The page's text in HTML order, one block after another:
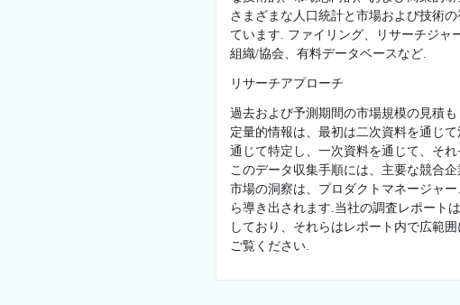
さまざまな人口統計と市場および技術
ています. ファイリング、リサーチジャ
組織/協会、有料データベースなど.
リサーチアプローチ
過去および予測期間の市場規模の見積
定量的情報は、最初は二次資料を通じ
通じて特定し、一次資料を通じて、そ
このデータ収集手順には、主要な競合
市場の洞察は、プロダクトマネージャ
ら導き出されます.当社の調査レポート
しており、それらはレポート内で広範
ご覧ください.